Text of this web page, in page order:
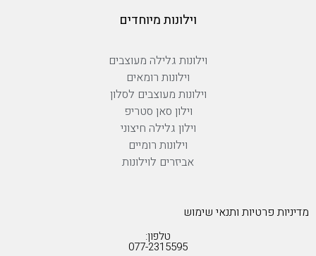
וילונות מיוחדים
וילונות גלילה מעוצבים
וילונות רומאים
וילונות מעוצבים לסלון
וילון סאן סטריפ
וילון גלילה חיצוני
וילונות רומיים
אביזרים לוילונות
מדיניות פרטיות ותנאי שימוש
טלפון:
077-2315595